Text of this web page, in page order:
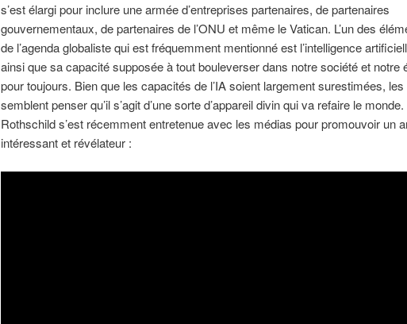
s’est élargi pour inclure une armée d’entreprises partenaires, de partenaires
gouvernementaux, de partenaires de l’ONU et même le Vatican. L’un des
de l’agenda globaliste qui est fréquemment mentionné est l’intelligence
ainsi que sa capacité supposée à tout bouleverser dans notre société et notre
pour toujours. Bien que les capacités de l’IA soient largement surestimées, les
semblent penser qu’il s’agit d’une sorte d’appareil divin qui va refaire le
Rothschild s’est récemment entretenue avec les médias pour promouvoir un
intéressant et révélateur :